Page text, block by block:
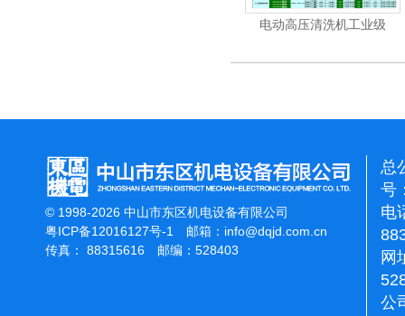
电动高压清洗机工业级
© 1998-2026 中山市东区机电设备有限公司
粤ICP备12016127号-1
邮箱： info@dqjd.com.cn
传真： 88315616 邮编：528403
总
号
电
网
公